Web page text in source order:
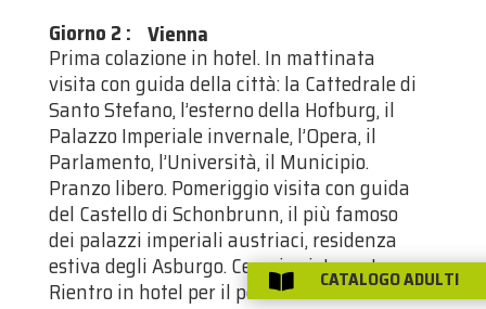
Giorno 2 : Vienna
Prima colazione in hotel. In mattinata
visita con guida della città: la Cattedrale di
Santo Stefano, l’esterno della Hofburg, il
Palazzo Imperiale invernale, l’Opera, il
Parlamento, l’Università, il Municipio.
Pranzo libero. Pomeriggio visita con guida
del Castello di Schonbrunn, il più famoso
dei palazzi imperiali austriaci, residenza
estiva degli Asburgo. Cena in ristorante.
Rientro in hotel per il pernottamento.
 CATALOGO ADULTI